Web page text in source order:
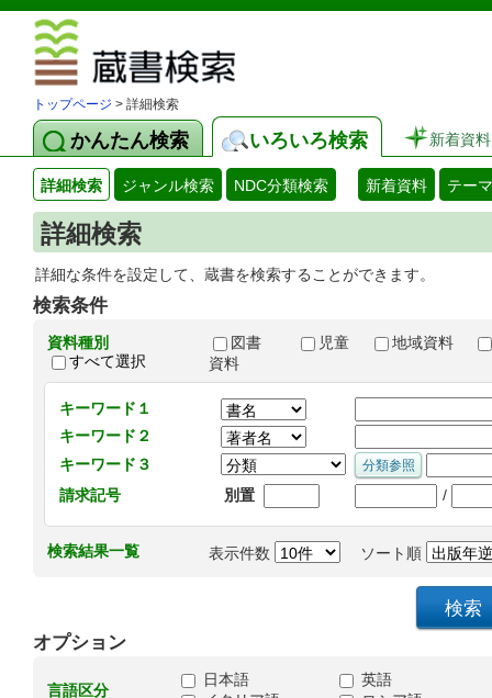
トップページ > 詳細検索
かんたん検索 いろいろ検索 新着資料
詳細検索 ジャンル検索 NDC分類検索 新着資料 テー
詳細検索
詳細な条件を設定して、蔵書を検索することができます。
検索条件
資料種別
すべて選択
図書 児童
地域資料
資料
キーワード１
キーワード２
キーワード３
請求記号
別置 /
検索結果一覧 表示件数 ソート順
オプション
言語区分
日本語
英語